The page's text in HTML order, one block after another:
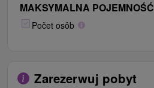
MAKSYMALNA POJEMNOŚĆ
Počet osôb
Zarezerwuj pobyt